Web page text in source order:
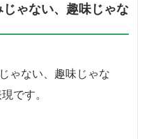
ゃない、趣味じゃな
ゃない、趣味じゃな
です。